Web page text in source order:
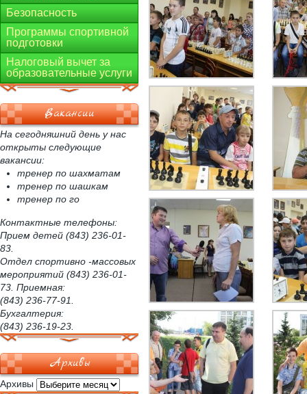
Безопасность
Программы спортивной
подготовки
Налоговый вычет за
образовательные услуги
Вакансии
На сегодняшний день у нас
открыты следующие
вакансии:
тренер по шахматам
тренер по шашкам
тренер по го
Контактные телефоны:
Прием детей (843) 236-01-
83.
Отдел спортивно -массовых
мероприятий (843) 236-01-
73. Приемная:
(843) 236-77-91.
Бухгалтерия:
(843) 236-19-23.
Архивы
Архивы